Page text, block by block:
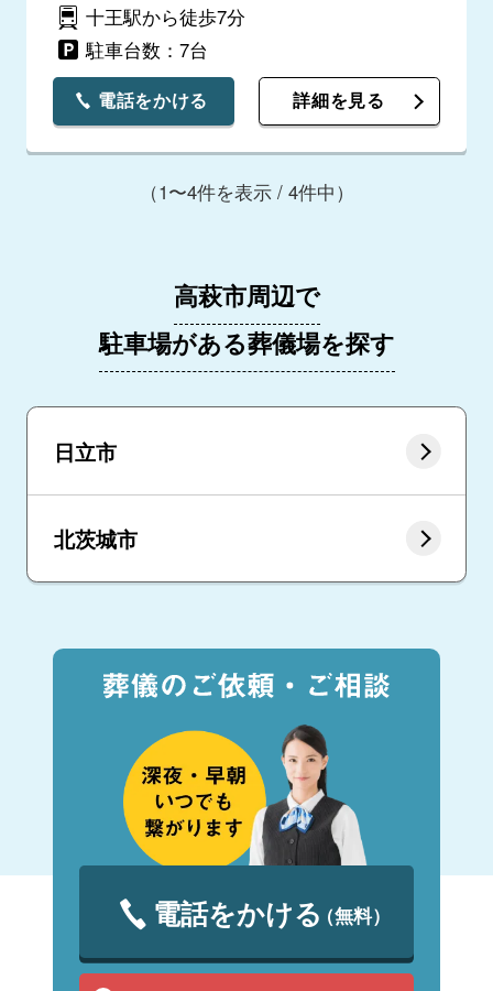
十王駅から徒歩7分
駐車台数：7台
電話をかける 詳細を見る
（1〜4件を表示 / 4件中）
高萩市周辺で
駐車場がある葬儀場を探す
日立市
北茨城市
電話をかける（無料）